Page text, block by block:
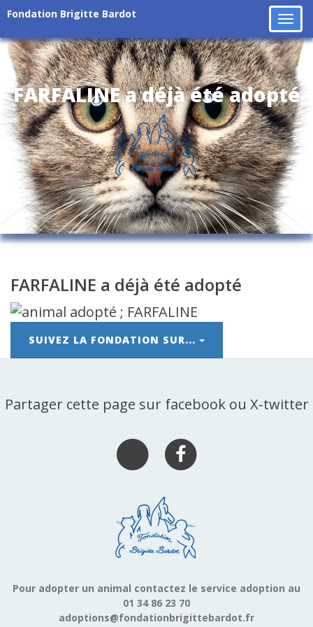
Fondation Brigitte Bardot
FARFALINE a déjà été adopté
FARFALINE a déjà été adopté
SUIVEZ LA FONDATION SUR...
Partager cette page sur facebook ou X-twitter
Pour adopter un animal contactez le service adoption au
01 34 86 23 70
adoptions@fondationbrigittebardot.fr